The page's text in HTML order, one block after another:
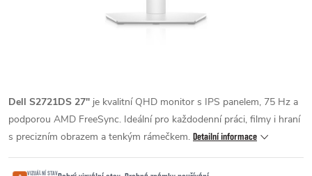
Dell S2721DS 27″ je kvalitní QHD monitor s IPS panelem, 75 Hz a
podporou AMD FreeSync. Ideální pro každodenní práci, filmy i hraní
s precizním obrazem a tenkým rámečkem. Detailní informace
VIZUÁLNÍ STAV